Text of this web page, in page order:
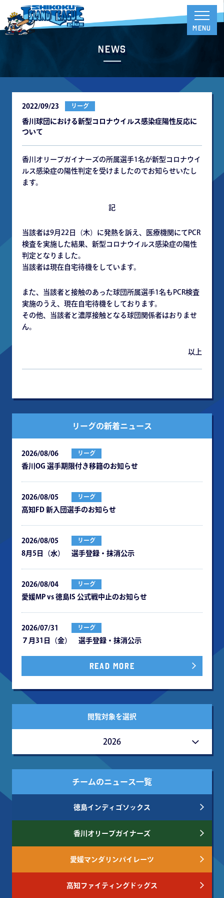
News
2022/09/23 リーグ
香川球団における新型コロナウイルス感染症陽性反応に
ついて
香川オリーブガイナーズの所属選手1名が新型コロナウイ
ルス感染症の陽性判定を受けましたのでお知らせいたし
ます。
記
当該者は9月22日（木）に発熱を訴え、医療機関にてPCR
検査を実施した結果、新型コロナウイルス感染症の陽性
判定となりました。
当該者は現在自宅待機をしています。
また、当該者と接触のあった球団所属選手1名もPCR検査
実施のうえ、現在自宅待機をしております。
その他、当該者と濃厚接触となる球団関係者はおりませ
ん。
以上
リーグの新着ニュース
2026/08/06 リーグ
⾹川OG 選⼿期限付き移籍のお知らせ
2026/08/05 リーグ
⾼知FD 新⼊団選⼿のお知らせ
2026/08/05 リーグ
8月5日（水） 選手登録・抹消公示
2026/08/04 リーグ
愛媛MP vs 徳島IS 公式戦中⽌のお知らせ
2026/07/31 リーグ
７月31日（金） 選手登録・抹消公示
READ MORE
閲覧対象を選択
2026
チームのニュース一覧
徳島インディゴソックス
香川オリーブガイナーズ
愛媛マンダリンパイレーツ
高知ファイティングドッグス